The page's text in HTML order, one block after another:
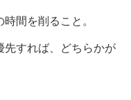
間を削ること。
先すれば、どちらかが